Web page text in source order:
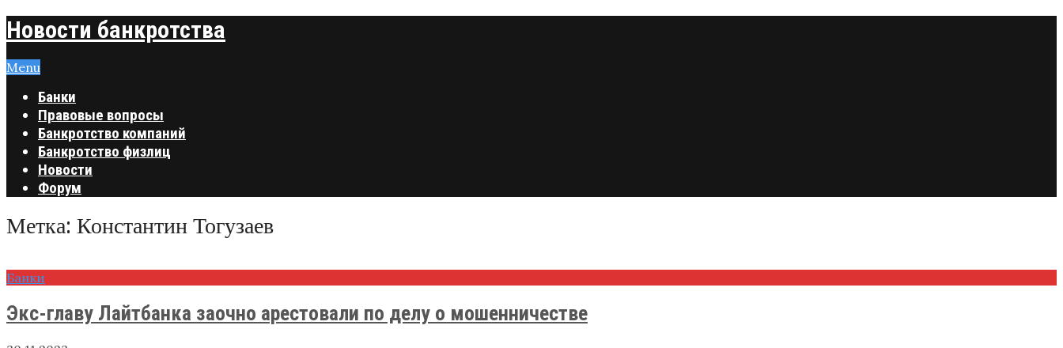
Новости банкротства
Menu
Банки
Правовые вопросы
Банкротство компаний
Банкротство физлиц
Новости
Форум
Метка: Константин Тогузаев
Банки
Экс-главу Лайтбанка заочно арестовали по делу о мошенничестве